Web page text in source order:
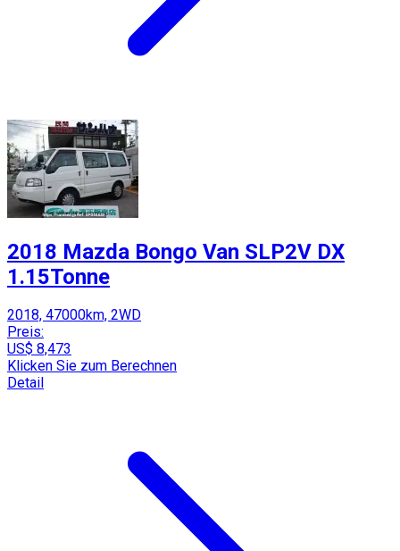
2018 Mazda Bongo Van SLP2V DX
1.15Tonne
2018, 47000km, 2WD
Preis:
US$ 8,473
Klicken Sie zum Berechnen
Detail